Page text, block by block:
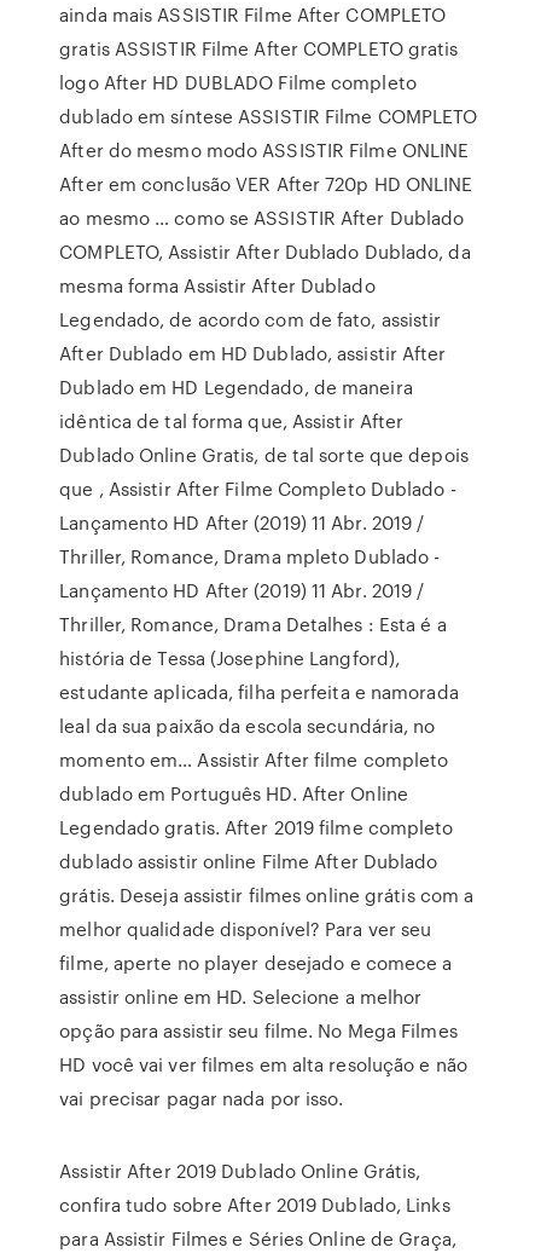
ainda mais ASSISTIR Filme After COMPLETO
gratis ASSISTIR Filme After COMPLETO gratis
logo After HD DUBLADO Filme completo
dublado em síntese ASSISTIR Filme COMPLETO
After do mesmo modo ASSISTIR Filme ONLINE
After em conclusão VER After 720p HD ONLINE
ao mesmo … como se ASSISTIR After Dublado
COMPLETO, Assistir After Dublado Dublado, da
mesma forma Assistir After Dublado
Legendado, de acordo com de fato, assistir
After Dublado em HD Dublado, assistir After
Dublado em HD Legendado, de maneira
idêntica de tal forma que, Assistir After
Dublado Online Gratis, de tal sorte que depois
que , Assistir After Filme Completo Dublado -
Lançamento HD After (2019) 11 Abr. 2019 /
Thriller, Romance, Drama mpleto Dublado -
Lançamento HD After (2019) 11 Abr. 2019 /
Thriller, Romance, Drama Detalhes : Esta é a
história de Tessa (Josephine Langford),
estudante aplicada, filha perfeita e namorada
leal da sua paixão da escola secundária, no
momento em… Assistir After filme completo
dublado em Português HD. After Online
Legendado gratis. After 2019 filme completo
dublado assistir online Filme After Dublado
grátis. Deseja assistir filmes online grátis com a
melhor qualidade disponível? Para ver seu
filme, aperte no player desejado e comece a
assistir online em HD. Selecione a melhor
opção para assistir seu filme. No Mega Filmes
HD você vai ver filmes em alta resolução e não
vai precisar pagar nada por isso.
Assistir After 2019 Dublado Online Grátis,
confira tudo sobre After 2019 Dublado, Links
para Assistir Filmes e Séries Online de Graça,